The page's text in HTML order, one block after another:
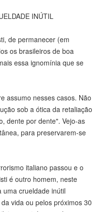
INÚTIL
de permanecer (em
os brasileiros de boa
essa ignomínia que se
assumo nesses casos. Não
sob a ótica da retaliação
dente por dente". Vejo-as
para preservarem-se
italiano passou e o
é outro homem, neste
uma crueldade inútil
vida ou pelos próximos 30